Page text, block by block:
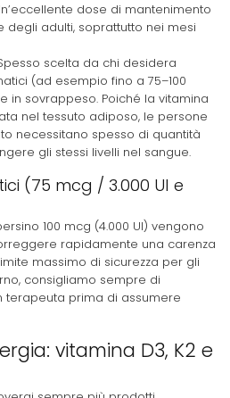
dose di mantenimento
adulti, soprattutto nei mesi
scelta da chi desidera
(ad esempio fino a 75–100
in sovrappeso. Poiché la vitamina
nel tessuto adiposo, le persone
necessitano spesso di quantità
gli stessi livelli nel sangue.
(75 mcg / 3.000 UI e
100 mcg (4.000 UI) vengono
rapidamente una carenza
massimo di sicurezza per gli
consigliamo sempre di
terapeuta prima di assumere
vitamina D3, K2 e